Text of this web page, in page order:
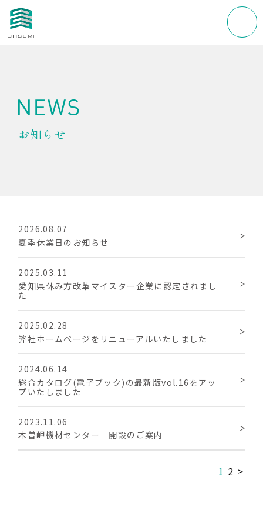
大隅について
製品情報
技術資料
会社情報
採用情報
プライバシーポリシー
お知らせ
2026.08.07
夏季休業日のお知らせ
2025.03.11
愛知県休み方改革マイスター企業に認定されまし
た
2025.02.28
弊社ホームページをリニューアルいたしました
2024.06.14
総合カタログ(電子ブック)の最新版vol.16をアッ
プいたしました
2023.11.06
木曽岬機材センター 開設のご案内
1 2 >